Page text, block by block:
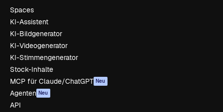
Spaces
KI-Assistent
KI-Bildgenerator
KI-Videogenerator
KI-Stimmengenerator
Stock-Inhalte
MCP für Claude/ChatGPT Neu
Agenten Neu
API